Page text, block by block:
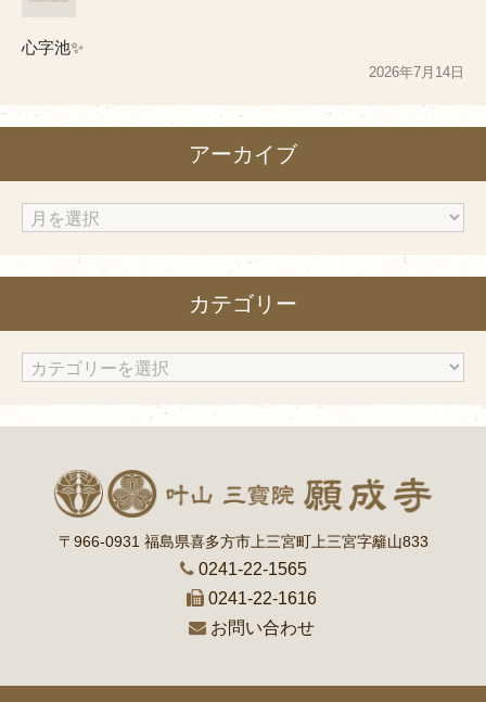
心字池✨
2026年7月14日
アーカイブ
ア
カ
ブ
カテゴリー
カ
ゴ
〒966-0931 福島県喜多方市上三宮町上三宮字籬山833
0241-22-1565
0241-22-1616
お問い合わせ